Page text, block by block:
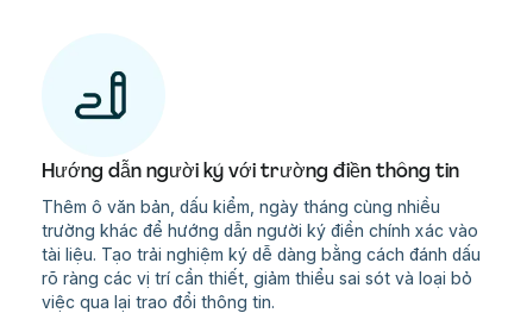
Hướng dẫn người ký với trường điền thông tin
Thêm ô văn bản, dấu kiểm, ngày tháng cùng nhiều
trường khác để hướng dẫn người ký điền chính xác vào
tài liệu. Tạo trải nghiệm ký dễ dàng bằng cách đánh dấu
rõ ràng các vị trí cần thiết, giảm thiểu sai sót và loại bỏ
việc qua lại trao đổi thông tin.